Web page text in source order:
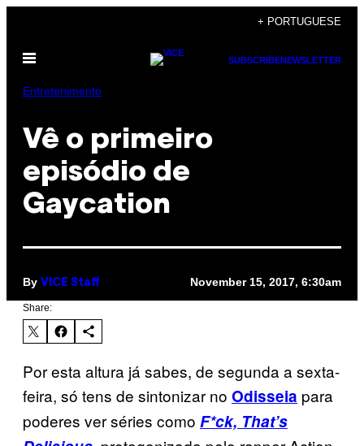
content
+ PORTUGUESE
Open
SUBSCRIBENEWSLETTER
Entretenimento
Vê o primeiro
episódio de
Gaycation
By VICE Staff November 15, 2017, 6:30am
Share:
Por esta altura já sabes, de segunda a sexta-
feira, só tens de sintonizar no Odisseia para
poderes ver séries como F*ck, That’s